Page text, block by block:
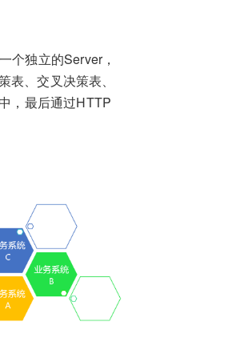
个独立的Server，
、交叉决策表、
，最后通过HTTP